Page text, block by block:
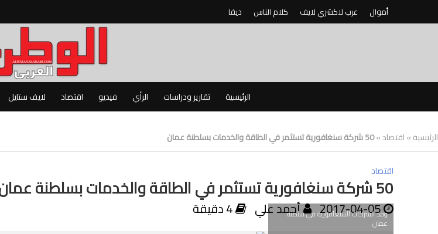
أموال عرب لاكشري لايف كلام الناس ديفا
الرئيسية تقارير ودراسات الرأي فيديو اقتصاد لايف ستايل
الرئيسية»اقتصاد»50 شركة سنغافورية تستثمر في الطاقة والخدمات بسلطنة عمان
اقتصاد
50 شركة سنغافورية تستثمر في الطاقة والخدمات بسلطنة عمان
2017-04-05 أحمد علي 4 دقيقة وفد الشركات السنغافورية في سلطنة
عمان